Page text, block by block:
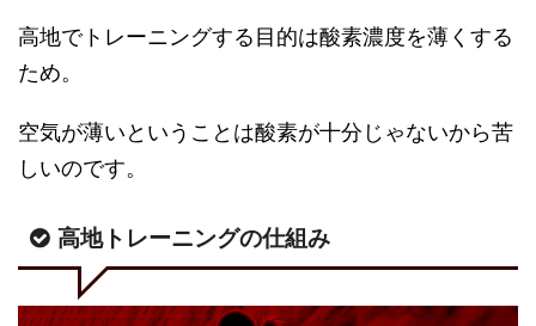
高地でトレーニングする目的は酸素濃度を薄くする
ため。
空気が薄いということは酸素が十分じゃないから苦
しいのです。
高地トレーニングの仕組み